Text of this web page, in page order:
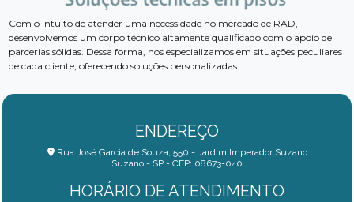
Com o intuito de atender uma necessidade no mercado de RAD,
desenvolvemos um corpo técnico altamente qualificado com o apoio de
parcerias sólidas. Dessa forma, nos especializamos em situações peculiares
de cada cliente, oferecendo soluções personalizadas.
ENDEREÇO
Rua José Garcia de Souza, 550 - Jardim Imperador Suzano
Suzano - SP - CEP: 08673-040
HORÁRIO DE ATENDIMENTO